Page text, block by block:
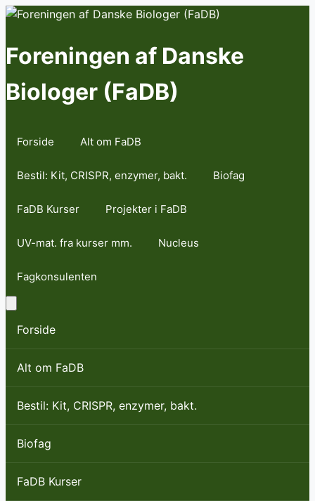
Skip
content
Foreningen af Danske
Biologer (FaDB)
Forside Alt om FaDB
Bestil: Kit, CRISPR, enzymer, bakt. Biofag
FaDB Kurser Projekter i FaDB
UV-mat. fra kurser mm. Nucleus
Fagkonsulenten
Forside
Alt om FaDB
Bestil: Kit, CRISPR, enzymer, bakt.
Biofag
FaDB Kurser